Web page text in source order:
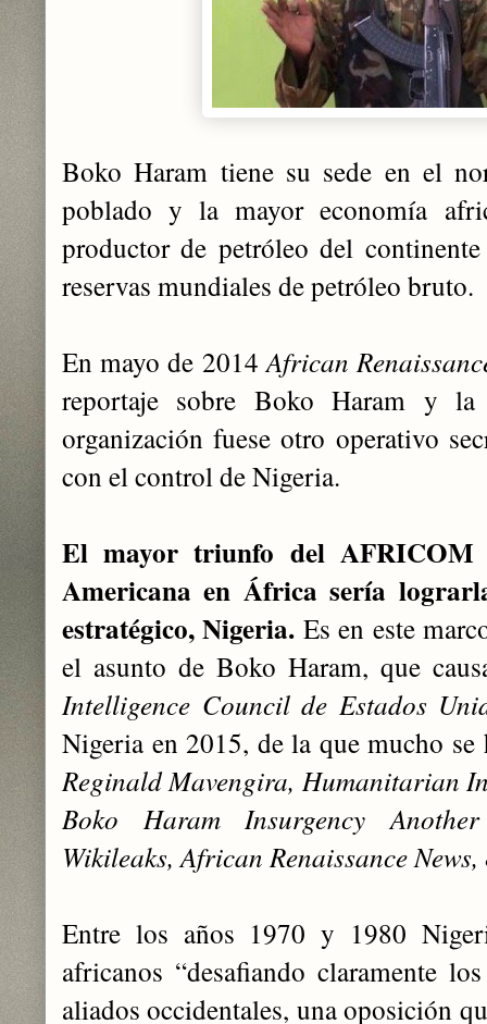
Boko Haram tiene su sede en el
poblado y la mayor economía
productor de petróleo del
reservas mundiales de petróleo bruto.
En mayo de 2014African
reportaje sobre Boko Haram y
organización fuese otro operativo
con el control de Nigeria.
El mayor triunfo del
Americana en África sería
estratégico, Nigeria. Es en este
el asunto de Boko Haram, que
Intelligence Council de Estados
Nigeria en 2015, de la que mucho
Reginald Mavengira, Humanitarian
Boko Haram Insurgency
Wikileaks, African Renaissance
Entre los años 1970 y 1980
africanos “desafiando claramente
aliados occidentales, una oposición